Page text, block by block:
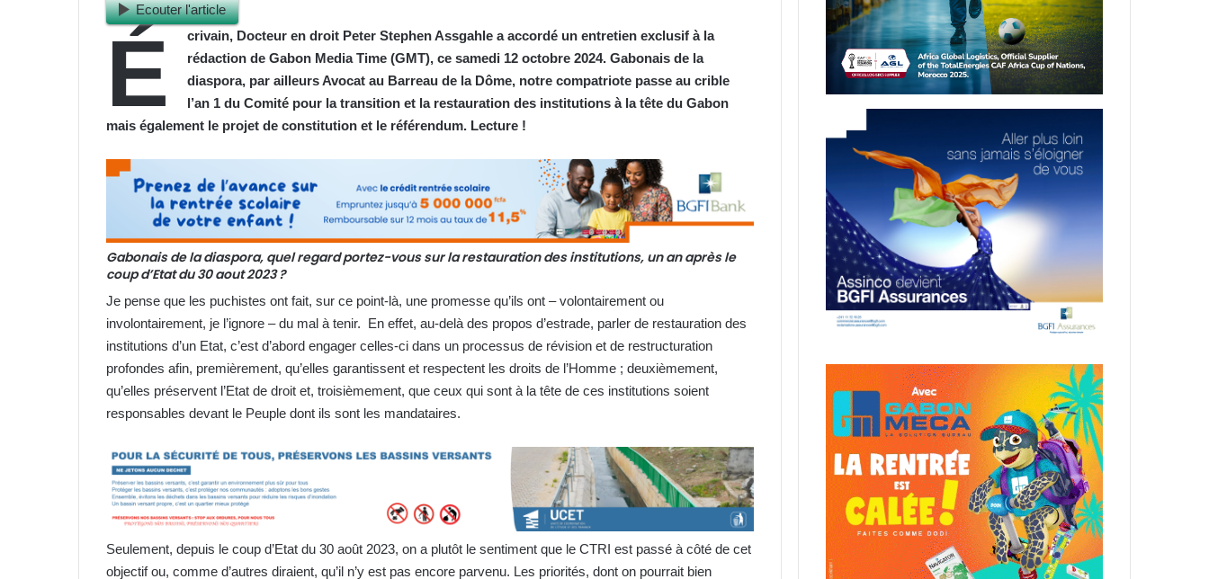
Ecouter l'article
É
crivain, Docteur en droit Peter Stephen Assgahle a accordé un entretien exclusif à la
rédaction de Gabon Media Time (GMT), ce samedi 12 octobre 2024. Gabonais de la
diaspora, par ailleurs Avocat au Barreau de la Dôme, notre compatriote passe au crible
l’an 1 du Comité pour la transition et la restauration des institutions à la tête du Gabon
mais également le projet de constitution et le référendum. Lecture !
Gabonais de la diaspora, quel regard portez-vous sur la restauration des institutions, un an après le
coup d’Etat du 30 aout 2023 ?
Je pense que les puchistes ont fait, sur ce point-là, une promesse qu’ils ont – volontairement ou
involontairement, je l’ignore – du mal à tenir. En effet, au-delà des propos d’estrade, parler de restauration des
institutions d’un Etat, c’est d’abord engager celles-ci dans un processus de révision et de restructuration
profondes afin, premièrement, qu’elles garantissent et respectent les droits de l’Homme ; deuxièmement,
qu’elles préservent l’Etat de droit et, troisièmement, que ceux qui sont à la tête de ces institutions soient
responsables devant le Peuple dont ils sont les mandataires.
Seulement, depuis le coup d’Etat du 30 août 2023, on a plutôt le sentiment que le CTRI est passé à côté de cet
objectif ou, comme d’autres diraient, qu’il n’y est pas encore parvenu. Les priorités, dont on pourrait bien